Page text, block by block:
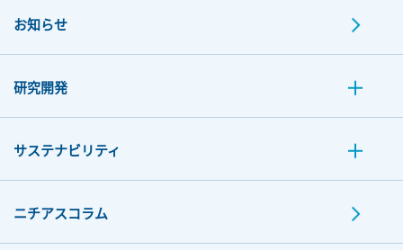
お知らせ
研究開発
サステナビリティ
ニチアスコラム